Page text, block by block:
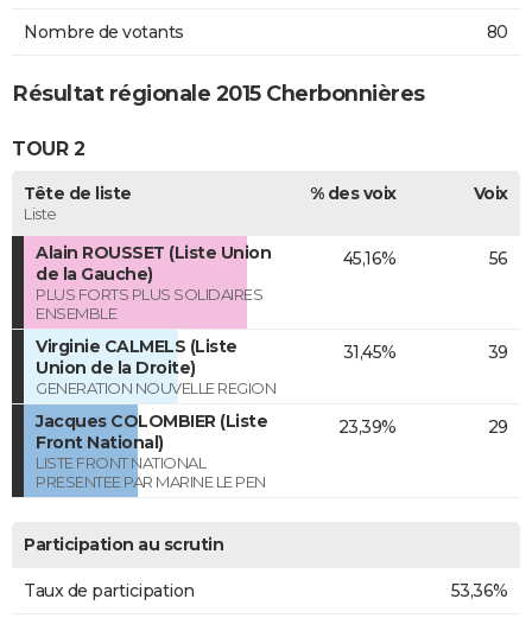
Nombre de votants 80
Résultat régionale 2015 Cherbonnières
TOUR 2
Tête de liste
Liste
% des voix Voix
Alain ROUSSET (Liste Union
de la Gauche)
PLUS FORTS PLUS SOLIDAIRES
ENSEMBLE
45,16% 56
Virginie CALMELS (Liste
Union de la Droite)
GENERATION NOUVELLE REGION
31,45% 39
Jacques COLOMBIER (Liste
Front National)
LISTE FRONT NATIONAL
PRESENTEE PAR MARINE LE PEN
23,39% 29
Participation au scrutin
Taux de participation 53,36%